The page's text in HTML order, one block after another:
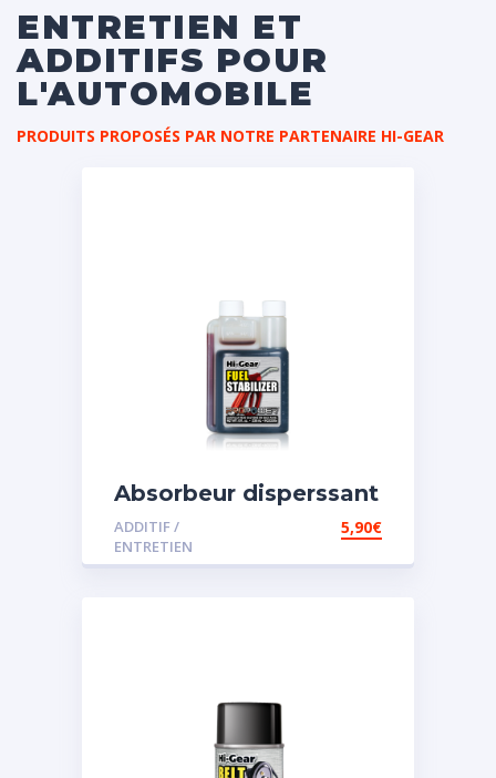
ENTRETIEN ET
ADDITIFS POUR
L'AUTOMOBILE
PRODUITS PROPOSÉS PAR NOTRE PARTENAIRE HI-GEAR
Absorbeur disperssant
d’eau pour carburant
ADDITIF /
ENTRETIEN
5,90€